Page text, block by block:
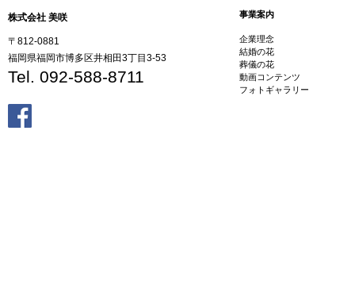
株式会社 美咲
〒812-0881
福岡県福岡市博多区井相田3丁目3-53
Tel. 092-588-8711
事業案内
企業理念
結婚の花
葬儀の花
動画コンテンツ
フォトギャラリー